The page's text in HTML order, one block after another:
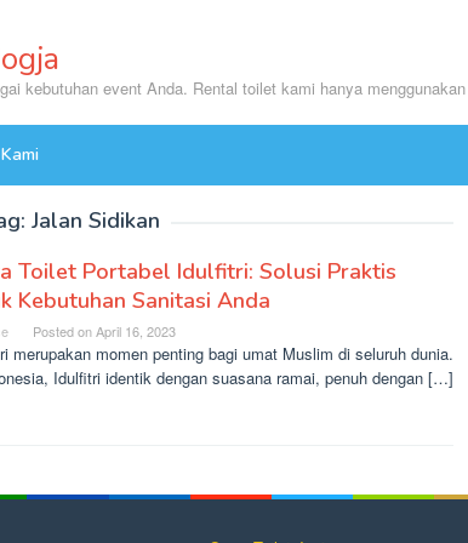
kebutuhan event Anda. Rental toilet kami hanya
Jalan Sidikan
Toilet Portabel Idulfitri: Solusi Praktis
Kebutuhan Sanitasi Anda
Posted onApril 16, 2023
merupakan momen penting bagi umat Muslim di seluruh dunia.
Idulfitri identik dengan suasana ramai, penuh dengan […]